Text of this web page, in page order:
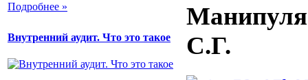
Подробнее »
Внутренний аудит. Что это такое
С.Г.